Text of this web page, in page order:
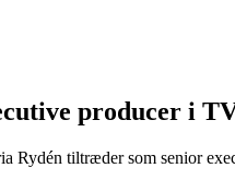
producer i
Rydén tiltræder som senior